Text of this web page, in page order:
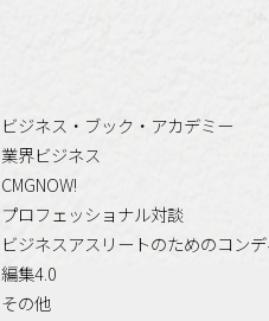
ビジネス・ブック・アカデミー
業界ビジネス
CMGNOW!
プロフェッショナル対談
ビジネスアスリートのためのコン
編集4.0
その他